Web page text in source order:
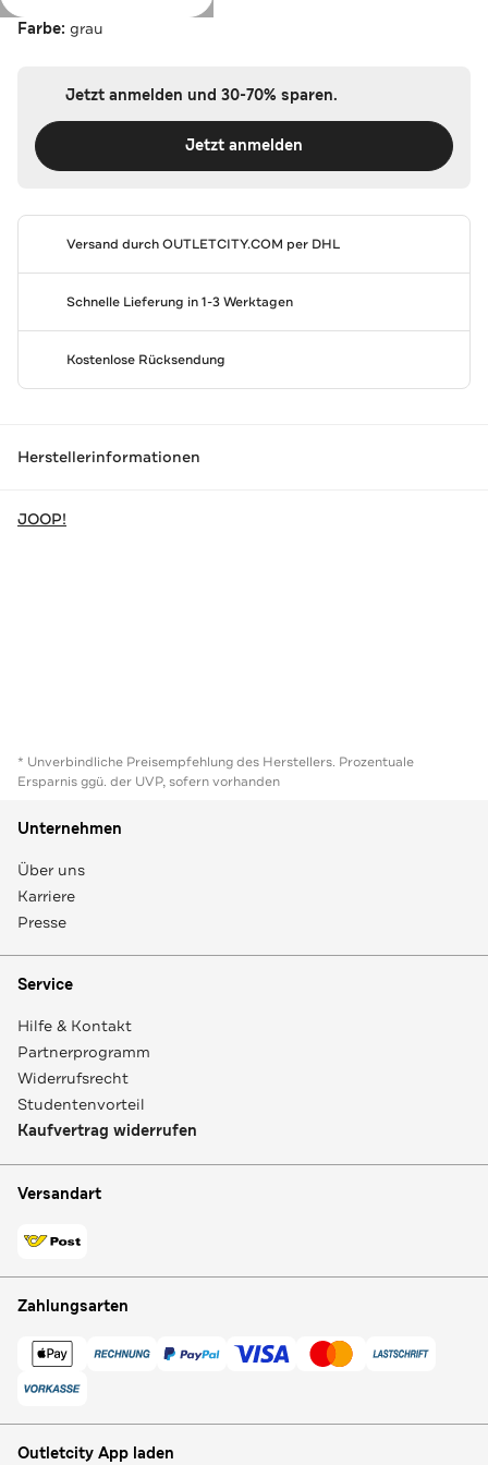
Farbe: grau
Jetzt anmelden und 30-70% sparen.
Jetzt anmelden
Versand durchOUTLETCITY.COM per DHL
Schnelle Lieferung in 1-3 Werktagen
Kostenlose Rücksendung
Herstellerinformationen
JOOP!
* Unverbindliche Preisempfehlung des Herstellers. Prozentuale
Ersparnis ggü. der UVP, sofern vorhanden
Unternehmen
Über uns
Karriere
Presse
Service
Hilfe & Kontakt
Partnerprogramm
Widerrufsrecht
Studentenvorteil
Kaufvertrag widerrufen
Versandart
Zahlungsarten
Outletcity App laden